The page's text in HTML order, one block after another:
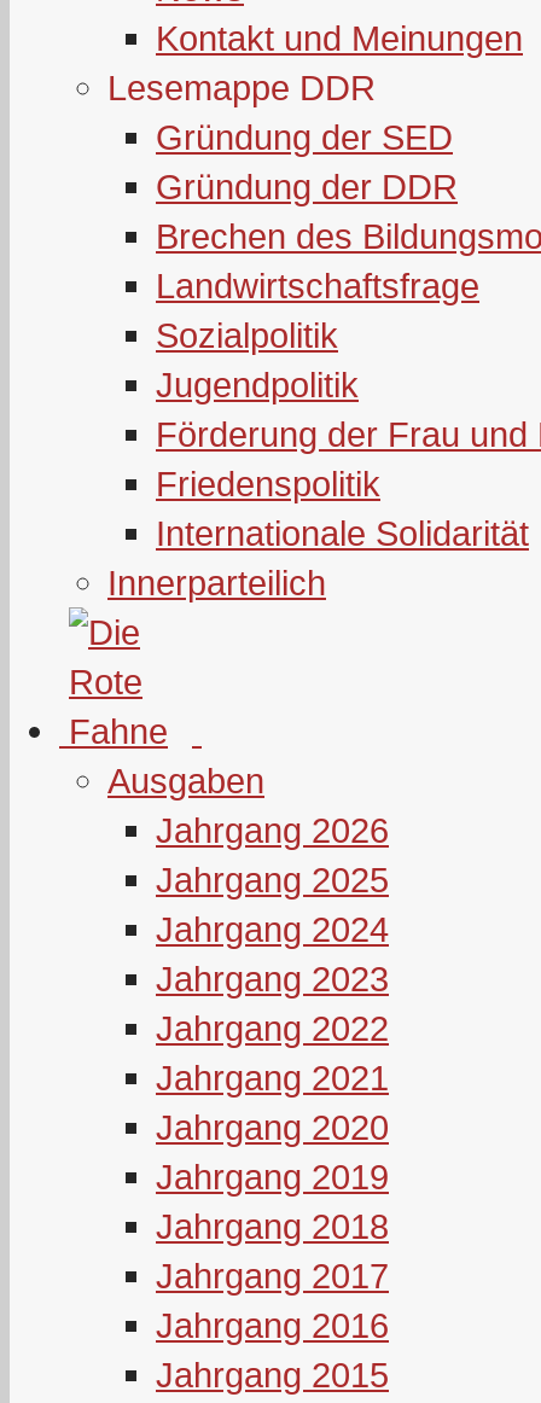
Kontakt und Meinungen
Lesemappe DDR
Gründung der SED
Gründung der DDR
Brechen des
Landwirtschaftsfrage
Sozialpolitik
Jugendpolitik
Förderung der Frau und
Friedenspolitik
Internationale Solidarität
Innerparteilich
Ausgaben
Jahrgang 2026
Jahrgang 2025
Jahrgang 2024
Jahrgang 2023
Jahrgang 2022
Jahrgang 2021
Jahrgang 2020
Jahrgang 2019
Jahrgang 2018
Jahrgang 2017
Jahrgang 2016
Jahrgang 2015